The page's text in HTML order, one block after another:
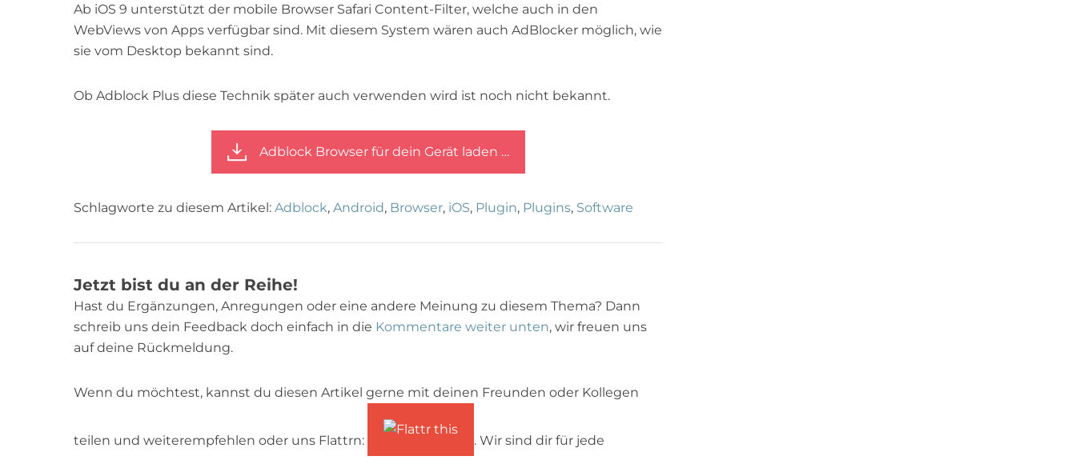
Ab iOS 9 unterstützt der mobile Browser Safari Content-Filter, welche auch in den
WebViews von Apps verfügbar sind. Mit diesem System wären auch AdBlocker möglich, wie
sie vom Desktop bekannt sind.
Ob Adblock Plus diese Technik später auch verwenden wird ist noch nicht bekannt.
Adblock Browser für dein Gerät laden …
Schlagworte zu diesem Artikel: Adblock, Android, Browser, iOS, Plugin, Plugins, Software
Jetzt bist du an der Reihe!
Hast du Ergänzungen, Anregungen oder eine andere Meinung zu diesem Thema? Dann
schreib uns dein Feedback doch einfach in die Kommentare weiter unten, wir freuen uns
auf deine Rückmeldung.
Wenn du möchtest, kannst du diesen Artikel gerne mit deinen Freunden oder Kollegen
teilen und weiterempfehlen oder uns Flattrn: . Wir sind dir für jede